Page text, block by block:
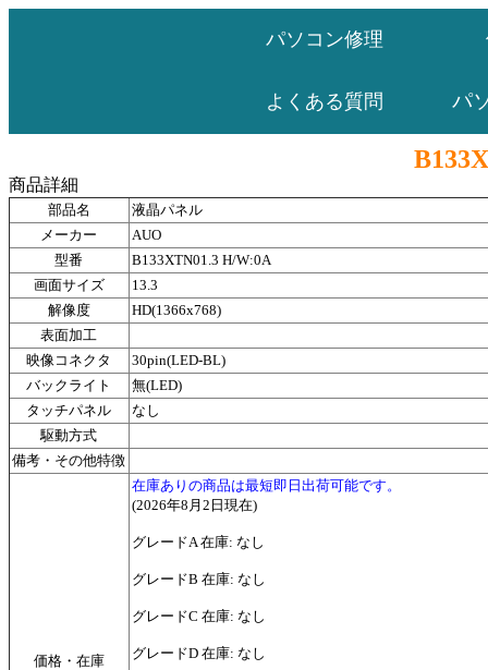
パソコン修理
よくある質問 パ
商品詳細
部品名
液晶パネル
メーカー
AUO
型番
B133XTN01.3 H/W:0A
画面サイズ
13.3
解像度
HD(1366x768)
表面加工
映像コネクタ
30pin(LED-BL)
バックライト
無(LED)
タッチパネル
なし
駆動方式
備考・その他特徴
価格・在庫
在庫ありの商品は最短即日出荷可能です。
(2026年8月2日現在)
グレードA 在庫: なし
グレードB 在庫: なし
グレードC 在庫: なし
グレードD 在庫: なし